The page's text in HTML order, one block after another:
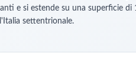
e si estende su una superficie di
settentrionale.